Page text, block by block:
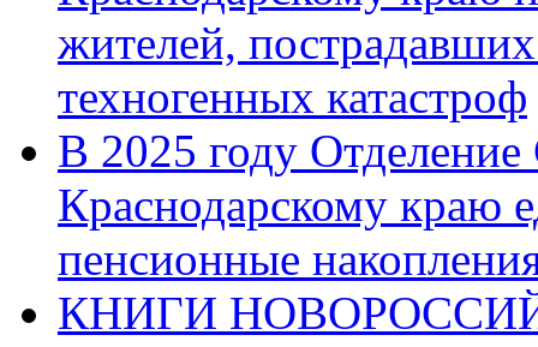
жителей,
техногенных катастроф
В 2025 году
Краснодарскому краю
пенсионные
КНИГИ